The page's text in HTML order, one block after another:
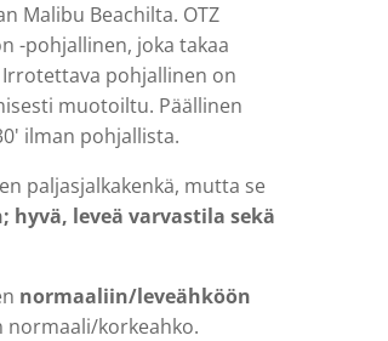
Malibu Beachilta. OTZ
-pohjallinen, joka takaa
pohjallinen on
muotoiltu. Päällinen
ilman pohjallista.
paljasjalkakenkä, mutta se
hyvä, leveä varvastila sekä
normaaliin/leveähköön
normaali/korkeahko.